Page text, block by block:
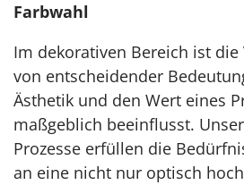
Farbwahl
Im dekorativen Bereich ist die
von entscheidender
Ästhetik und den Wert eines
maßgeblich beeinflusst.
Prozesse erfüllen die
an eine nicht nur optisch